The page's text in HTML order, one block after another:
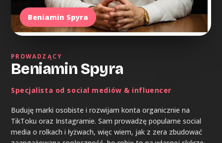
Beniamin Spyra
PROWADZĄCY
Beniamin Spyra
Specjalista od social mediów & influencer
Buduję marki osobiste i rozwijam konta organicznie na
TikToku oraz Instagramie. Sam prowadzę popularne social
media o rolkach i łyżwach, więc wiem, jak z zera zbudować